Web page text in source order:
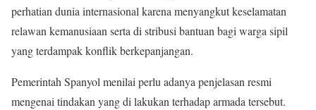
perhatian dunia internasional karena menyangkut keselamatan
relawan kemanusiaan serta di stribusi bantuan bagi warga sipil
yang terdampak konflik berkepanjangan.
Pemerintah Spanyol menilai perlu adanya penjelasan resmi
mengenai tindakan yang di lakukan terhadap armada tersebut.